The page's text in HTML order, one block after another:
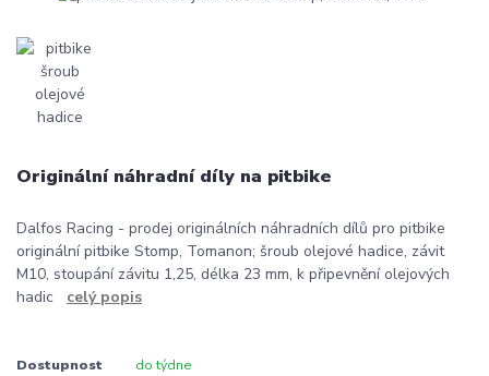
Originální náhradní díly na pitbike
Dalfos Racing - prodej originálních náhradních dílů pro pitbike
originální pitbike Stomp, Tomanon; šroub olejové hadice, závit
M10, stoupání závitu 1,25, délka 23 mm, k připevnění olejových
hadic celý popis
Dostupnost do týdne